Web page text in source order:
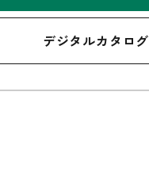
デジタルカタログ